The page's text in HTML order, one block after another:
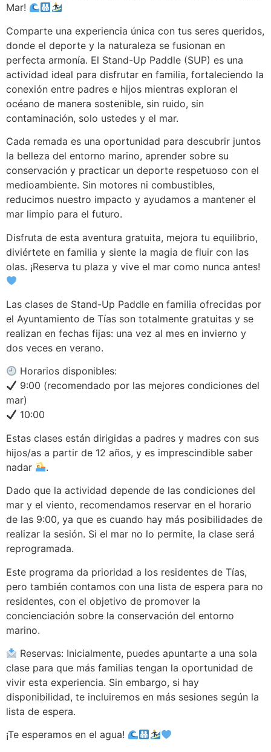
Mar!
Comparte una experiencia única con tus seres queridos,
donde el deporte y la naturaleza se fusionan en
perfecta armonía. El Stand-Up Paddle (SUP) es una
actividad ideal para disfrutar en familia, fortaleciendo la
conexión entre padres e hijos mientras exploran el
océano de manera sostenible, sin ruido, sin
contaminación, solo ustedes y el mar.
Cada remada es una oportunidad para descubrir juntos
la belleza del entorno marino, aprender sobre su
conservación y practicar un deporte respetuoso con el
medioambiente. Sin motores ni combustibles,
reducimos nuestro impacto y ayudamos a mantener el
mar limpio para el futuro.
Disfruta de esta aventura gratuita, mejora tu equilibrio,
diviértete en familia y siente la magia de fluir con las
olas. ¡Reserva tu plaza y vive el mar como nunca antes!
Las clases de Stand-Up Paddle en familia ofrecidas por
el Ayuntamiento de Tías son totalmente gratuitas y se
realizan en fechas fijas: una vez al mes en invierno y
dos veces en verano.
Horarios disponibles:
9:00 (recomendado por las mejores condiciones del
mar)
10:00
Estas clases están dirigidas a padres y madres con sus
hijos/as a partir de 12 años, y es imprescindible saber
nadar
.
Dado que la actividad depende de las condiciones del
mar y el viento, recomendamos reservar en el horario
de las 9:00, ya que es cuando hay más posibilidades de
realizar la sesión. Si el mar no lo permite, la clase será
reprogramada.
Este programa da prioridad a los residentes de Tías,
pero también contamos con una lista de espera para no
residentes, con el objetivo de promover la
concienciación sobre la conservación del entorno
marino.
Reservas: Inicialmente, puedes apuntarte a una sola
clase para que más familias tengan la oportunidad de
vivir esta experiencia. Sin embargo, si hay
disponibilidad, te incluiremos en más sesiones según la
lista de espera.
¡Te esperamos en el agua!